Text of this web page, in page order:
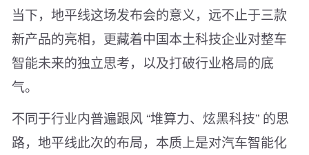
当下，地平线这场发布会的意义，远不止于三款
新产品的亮相，更藏着中国本土科技企业对整车
智能未来的独立思考，以及打破行业格局的底
气。
不同于行业内普遍跟风 “堆算力、炫黑科技” 的思
路，地平线此次的布局，本质上是对汽车智能化